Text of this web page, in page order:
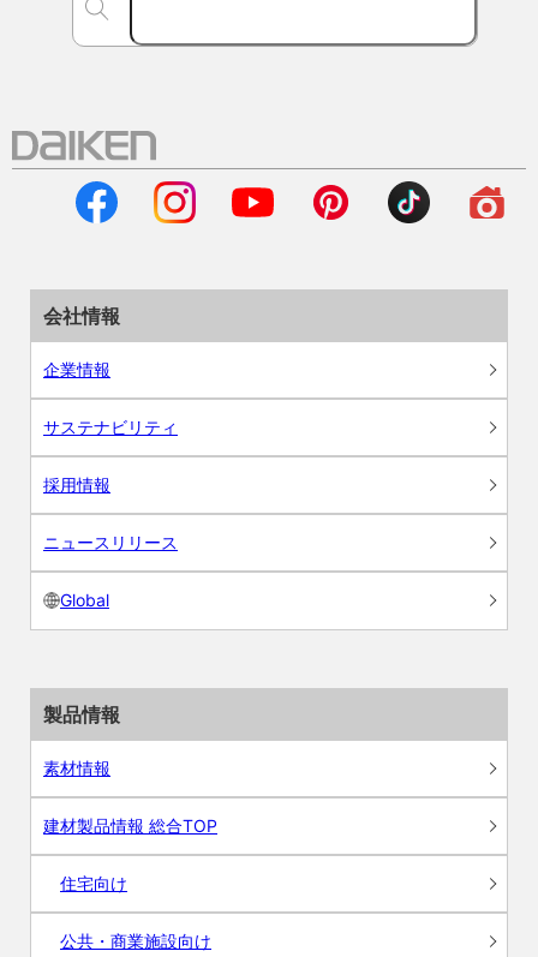
会社情報
企業情報
サステナビリティ
採用情報
ニュースリリース
Global
製品情報
素材情報
建材製品情報 総合TOP
住宅向け
公共・商業施設向け